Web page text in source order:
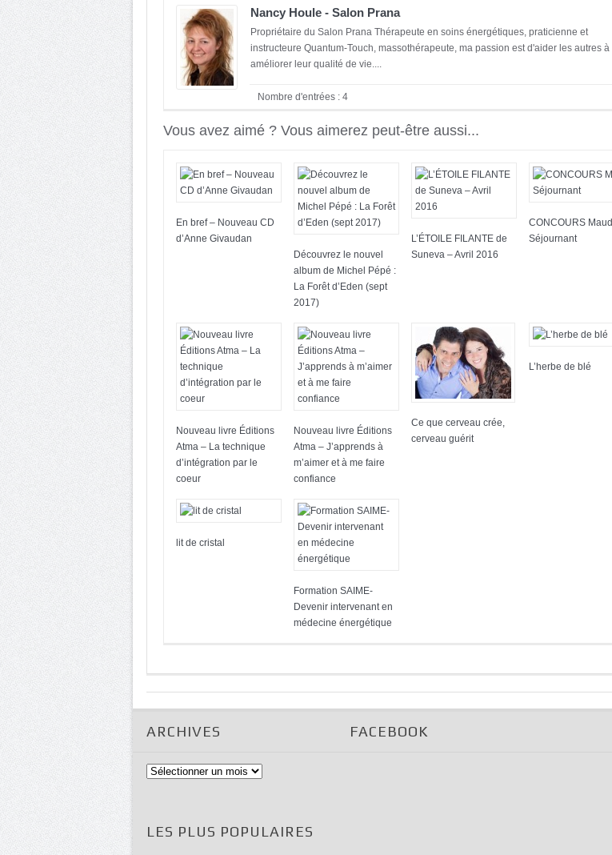
Nancy Houle - Salon Prana
Propriétaire du Salon Prana Thérapeute en soins énergétiques, praticienne et
instructeure Quantum-Touch, massothérapeute, ma passion est d'aider les autres à
améliorer leur qualité de vie....
Nombre d'entrées : 4
Vous avez aimé ? Vous aimerez peut-être aussi...
En bref – Nouveau CD
d’Anne Givaudan
Découvrez le nouvel
album de Michel Pépé :
La Forêt d’Eden (sept
2017)
L’ÉTOILE FILANTE de
Suneva – Avril 2016
CONCOURS Maud
Séjournant
Nouveau livre Éditions
Atma – La technique
d’intégration par le
coeur
Nouveau livre Éditions
Atma – J’apprends à
m’aimer et à me faire
confiance
Ce que cerveau crée,
cerveau guérit
L’herbe de blé
lit de cristal
Formation SAIME-
Devenir intervenant en
médecine énergétique
ARCHIVES
Archives
LES PLUS POPULAIRES
FACEBOOK